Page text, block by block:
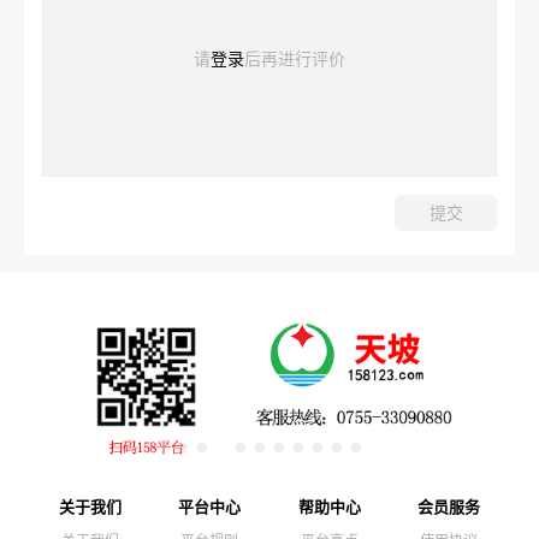
请登录后再进行评价
关于我们 平台中心 帮助中心 会员服务